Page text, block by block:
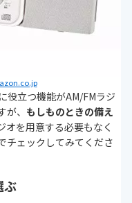
役立つ機能がAM/FMラジ
、 もしものときの備え
オを用意する必要もなく
チェックしてみてくださ
ぶ